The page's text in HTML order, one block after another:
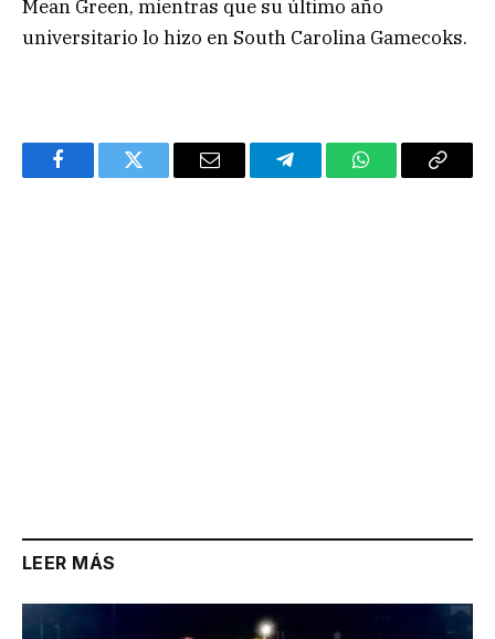
Mean Green, mientras que su último año
universitario lo hizo en South Carolina Gamecoks.
FacebookTwitter Email TelegramWhatsAppCopy
LEER MÁS